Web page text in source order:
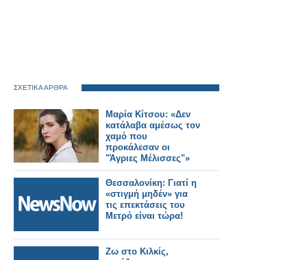
ΣΧΕΤΙΚΑ ΑΡΘΡΑ
Μαρία Κίτσου: «Δεν
κατάλαβα αμέσως τον
χαμό που
προκάλεσαν οι
"Άγριες Μέλισσες"»
Θεσσαλονίκη: Γιατί η
«στιγμή μηδέν» για
τις επεκτάσεις του
Μετρό είναι τώρα!
Ζω στο Κιλκίς,